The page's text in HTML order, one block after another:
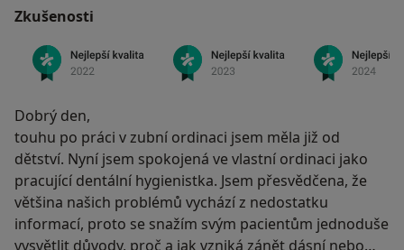
Zkušenosti
Dobrý den,
touhu po práci v zubní ordinaci jsem měla již od
dětství. Nyní jsem spokojená ve vlastní ordinaci jako
pracující dentální hygienistka. Jsem přesvědčena, že
většina našich problémů vychází z nedostatku
informací, proto se snažím svým pacientům jednoduše
vysvětlit důvody, proč a jak vzniká zánět dásní nebo